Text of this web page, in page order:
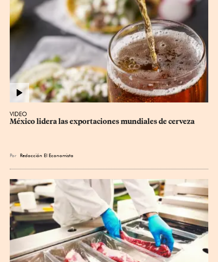
VIDEO
México lidera las exportaciones mundiales de cerveza
Por Redacción El Economista